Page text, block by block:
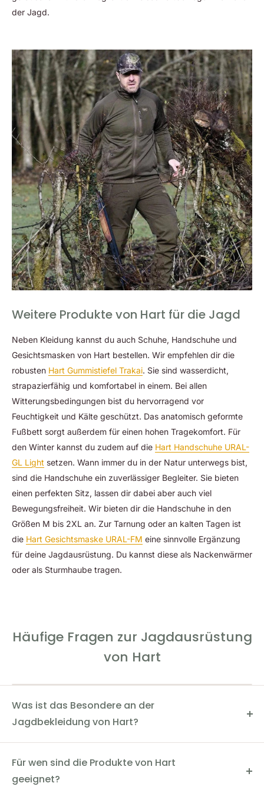
der Jagd.
Weitere Produkte von Hart für die Jagd
Neben Kleidung kannst du auch Schuhe, Handschuhe und
Gesichtsmasken von Hart bestellen. Wir empfehlen dir die
robusten Hart Gummistiefel Trakai. Sie sind wasserdicht,
strapazierfähig und komfortabel in einem. Bei allen
Witterungsbedingungen bist du hervorragend vor
Feuchtigkeit und Kälte geschützt. Das anatomisch geformte
Fußbett sorgt außerdem für einen hohen Tragekomfort. Für
den Winter kannst du zudem auf die Hart Handschuhe URAL-
GL Light setzen. Wann immer du in der Natur unterwegs bist,
sind die Handschuhe ein zuverlässiger Begleiter. Sie bieten
einen perfekten Sitz, lassen dir dabei aber auch viel
Bewegungsfreiheit. Wir bieten dir die Handschuhe in den
Größen M bis 2XL an. Zur Tarnung oder an kalten Tagen ist
die Hart Gesichtsmaske URAL-FM eine sinnvolle Ergänzung
für deine Jagdausrüstung. Du kannst diese als Nackenwärmer
oder als Sturmhaube tragen.
Häufige Fragen zur Jagdausrüstung
von Hart
Was ist das Besondere an der
Jagdbekleidung von Hart?
Das Besondere an der Jagdbekleidung von Hart ist die
exzellente Qualität und das innovative Design. Alle
Produkte werden in Zusammenarbeit mit Jägern
Für wen sind die Produkte von Hart
geeignet?